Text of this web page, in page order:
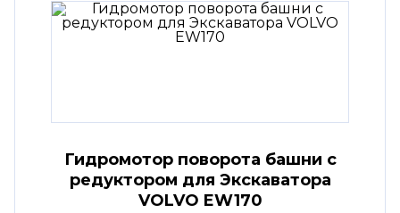
Гидромотор поворота башни с
редуктором для Экскаватора
VOLVO EW170